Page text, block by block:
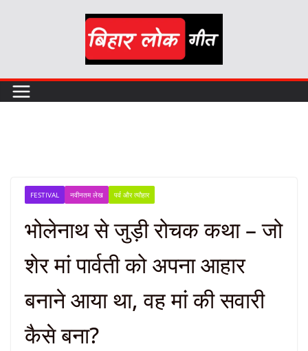
FESTIVAL नवीनतम लेख पर्व और त्यौहार
भोलेनाथ से जुड़ी रोचक कथा – जो
शेर मां पार्वती को अपना आहार
बनाने आया था, वह मां की सवारी
कैसे बना?